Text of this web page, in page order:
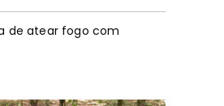
de atear fogo com